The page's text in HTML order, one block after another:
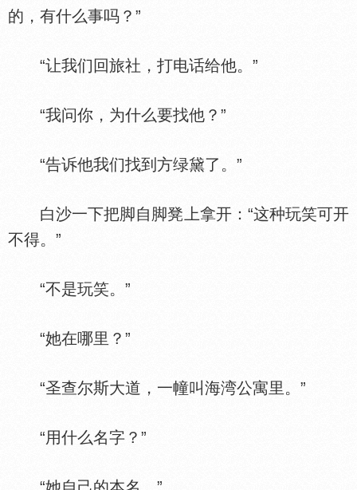
的，有什么事吗？”
“让我们回旅社，打电话给他。”
“我问你，为什么要找他？”
“告诉他我们找到方绿黛了。”
白沙一下把脚自脚凳上拿开：“这种玩笑可开
不得。”
“不是玩笑。”
“她在哪里？”
“圣查尔斯大道，一幢叫海湾公寓里。”
“用什么名字？”